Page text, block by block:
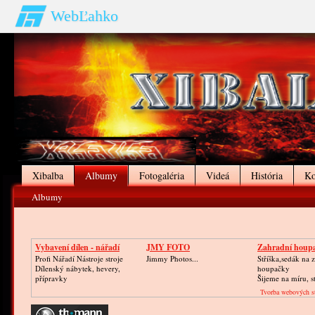
WebĽahko
Xibalba Albumy Fotogaléria Videá História
Albumy
Vybavení dílen - nářadí
Profi Nářadí Nástroje stroje
Dílenský nábytek, hevery,
přípravky
JMY FOTO
Jimmy Photos...
Zahradní
Stříška,sedák na
houpačky
Šijeme na míru,
Tvorba webových